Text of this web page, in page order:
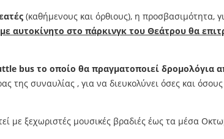
(καθήμενους και όρθιους), η προσβασιμότητα,
αυτοκίνητο στο πάρκινγκ του Θεάτρου θα
bus το οποίο θα πραγματοποιεί δρομολόγια
της συναυλίας , για να διευκολύνει όσες και
με ξεχωριστές μουσικές βραδιές έως τα μέσα